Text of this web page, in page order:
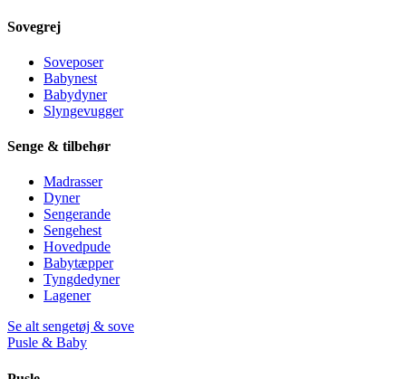
Sovegrej
Soveposer
Babynest
Babydyner
Slyngevugger
Senge & tilbehør
Madrasser
Dyner
Sengerande
Sengehest
Hovedpude
Babytæpper
Tyngdedyner
Lagener
Se alt sengetøj & sove
Pusle & Baby